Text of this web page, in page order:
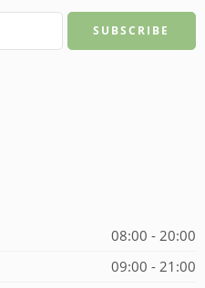
08:00 - 20:00
09:00 - 21:00